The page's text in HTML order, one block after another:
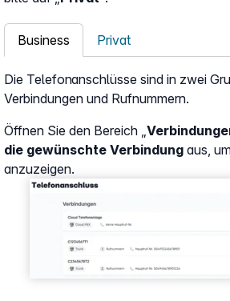
Business Privat
Show larger version
Die Telefonanschlüsse sind in zwei
Verbindungen und Rufnummern.
Öffnen Sie den Bereich „
die gewünschte Verbindung aus,
anzuzeigen.